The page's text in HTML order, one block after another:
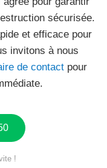
sécurisée.
et efficace pour
invitons à nous
de contact pour
!